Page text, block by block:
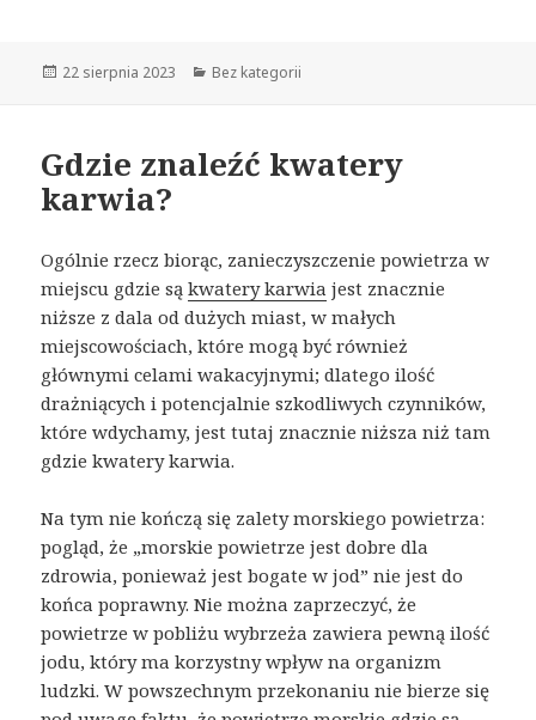
Opublikowano
22 sierpnia 2023 Kategorie
Bez kategorii
Gdzie znaleźć kwatery
karwia?
Ogólnie rzecz biorąc, zanieczyszczenie powietrza w
miejscu gdzie sąkwatery karwia jest znacznie
niższe z dala od dużych miast, w małych
miejscowościach, które mogą być również
głównymi celami wakacyjnymi; dlatego ilość
drażniących i potencjalnie szkodliwych czynników,
które wdychamy, jest tutaj znacznie niższa niż tam
gdzie kwatery karwia.
Na tym nie kończą się zalety morskiego powietrza:
pogląd, że „morskie powietrze jest dobre dla
zdrowia, ponieważ jest bogate w jod” nie jest do
końca poprawny. Nie można zaprzeczyć, że
powietrze w pobliżu wybrzeża zawiera pewną ilość
jodu, który ma korzystny wpływ na organizm
ludzki. W powszechnym przekonaniu nie bierze się